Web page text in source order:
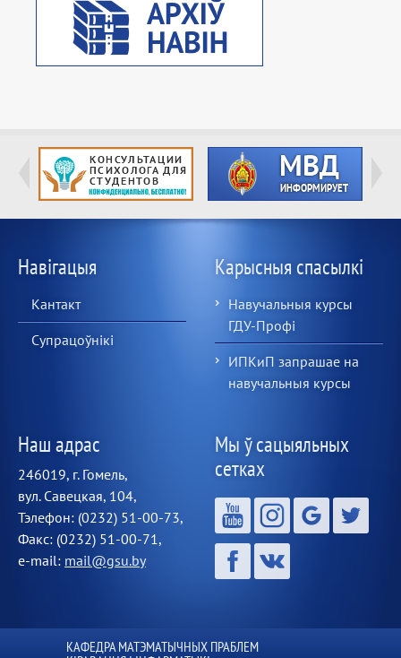
Навігацыя
Кантакт
Супрацоўнікі
Карысныя спасылкі
Навучальныя курсы
ГДУ-Профі
ИПКиП запрашае на
навучальныя курсы
Наш адрас
246019, г. Гомель,
вул. Савецкая, 104,
Тэлефон: (0232) 51-00-73,
Факс: (0232) 51-00-71,
e-mail: mail@gsu.by
Мы ў сацыяльных
сетках
КАФЕДРА МАТЭМАТЫЧНЫХ ПРАБЛЕМ